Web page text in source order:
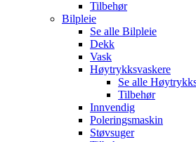
Tilbehør
Bilpleie
Se alle Bilpleie
Dekk
Vask
Høytrykksvaskere
Se alle
Tilbehør
Innvendig
Poleringsmaskin
Støvsuger